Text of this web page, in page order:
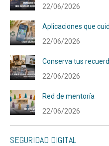
22/06/2026
Aplicaciones que
22/06/2026
Conserva tus
22/06/2026
Red de mentoría
22/06/2026
SEGURIDAD DIGITAL